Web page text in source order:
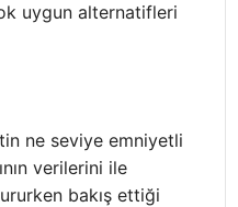
uygun alternatifleri
ne seviye emniyetli
verilerini ile
bakış ettiği